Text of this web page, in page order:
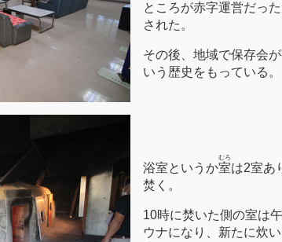
ところが赤字運営だっ
された。
その後、地域で保存会
いう歴史をもっている。
浴室というか室
むろ
は2室あ
焚く。
10時に焚いた側の室は
ウナになり、新たに炊